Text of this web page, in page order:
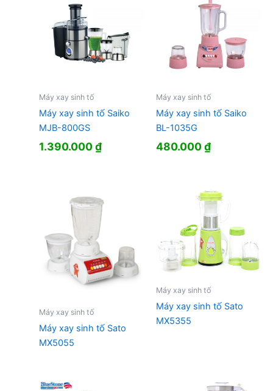
Máy xay sinh tố
Máy xay sinh tố Saiko
MJB-800GS
1.390.000₫
Máy xay sinh tố
Máy xay sinh tố Saiko
BL-1035G
480.000₫
Máy xay sinh tố
Máy xay sinh tố Sato
MX5055
Máy xay sinh tố
Máy xay sinh tố Sato
MX5355